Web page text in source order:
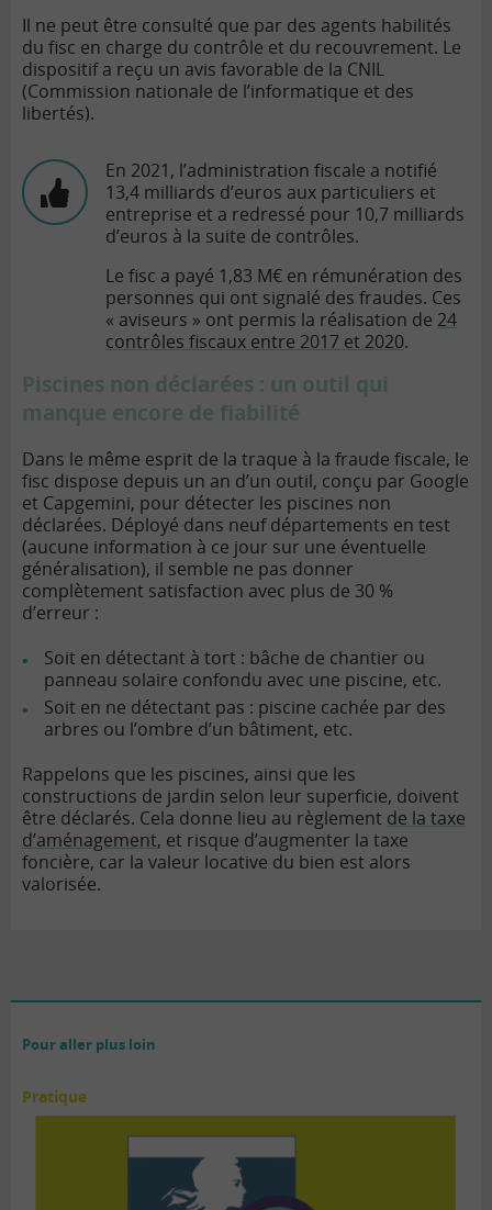
Il ne peut être consulté que par des agents habilités
du fisc en charge du contrôle et du recouvrement. Le
dispositif a reçu un avis favorable de la CNIL
(Commission nationale de l’informatique et des
libertés).
En 2021, l’administration fiscale a notifié
13,4 milliards d’euros aux particuliers et
entreprise et a redressé pour 10,7 milliards
d’euros à la suite de contrôles.
Le fisc a payé 1,83 M€ en rémunération des
personnes qui ont signalé des fraudes. Ces
« aviseurs » ont permis la réalisation de 24
contrôles fiscaux entre 2017 et 2020.
Piscines non déclarées : un outil qui
manque encore de fiabilité
Dans le même esprit de la traque à la fraude fiscale, le
fisc dispose depuis un an d’un outil, conçu par Google
et Capgemini, pour détecter les piscines non
déclarées. Déployé dans neuf départements en test
(aucune information à ce jour sur une éventuelle
généralisation), il semble ne pas donner
complètement satisfaction avec plus de 30 %
d’erreur :
Soit en détectant à tort : bâche de chantier ou
panneau solaire confondu avec une piscine, etc.
Soit en ne détectant pas : piscine cachée par des
arbres ou l’ombre d’un bâtiment, etc.
Rappelons que les piscines, ainsi que les
constructions de jardin selon leur superficie, doivent
être déclarés. Cela donne lieu au règlement de la taxe
d’aménagement, et risque d’augmenter la taxe
foncière, car la valeur locative du bien est alors
valorisée.
Pour aller plus loin
Pratique